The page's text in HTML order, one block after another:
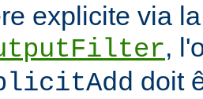
explicite via
,
doit